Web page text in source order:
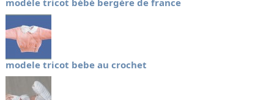
modele tricot bebe au crochet